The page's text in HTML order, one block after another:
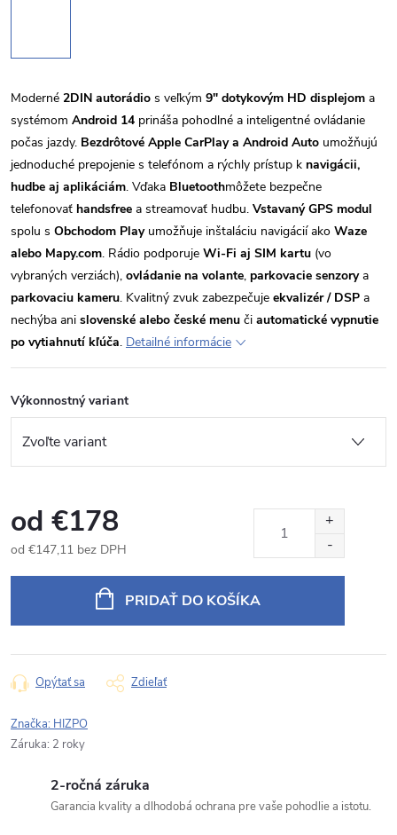
Moderné 2DIN autorádio s veľkým 9" dotykovým HD displejom a
systémom Android 14 prináša pohodlné a inteligentné ovládanie
počas jazdy. Bezdrôtové Apple CarPlay a Android Auto umožňujú
jednoduché prepojenie s telefónom a rýchly prístup k navigácii,
hudbe aj aplikáciám. Vďaka Bluetoothmôžete bezpečne
telefonovať handsfree a streamovať hudbu. Vstavaný GPS modul
spolu s Obchodom Playumožňuje inštaláciu navigácií ako Waze
alebo Mapy.com. Rádio podporuje Wi-Fi aj SIM kartu (vo
vybraných verziách), ovládanie na volante, parkovacie senzorya
parkovaciu kameru. Kvalitný zvuk zabezpečuje ekvalizér / DSP a
nechýba ani slovenské alebo české menu či automatické vypnutie
po vytiahnutí kľúča. Detailné informácie
Výkonnostný variant
od €178
od €147,11 bez DPH
PRIDAŤ DO KOŠÍKA
Opýtať sa Zdieľať
Značka: HIZPO
Záruka: 2 roky
2-ročná záruka
Garancia kvality a dlhodobá ochrana pre vaše pohodlie a istotu.